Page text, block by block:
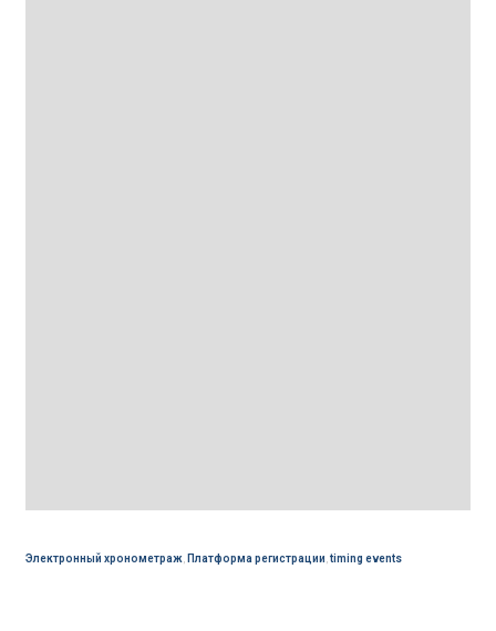
Электронный хронометраж, Платформа регистрации timing events